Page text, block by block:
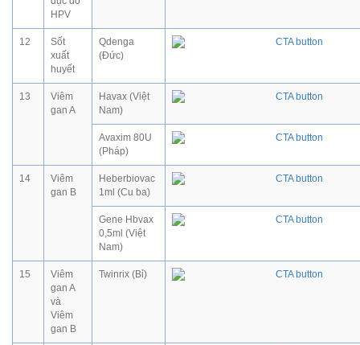
HPV
12
Sốt
xuất
huyết
Qdenga
(Đức)
13
Viêm
gan A
Havax (Việt
Nam)
Avaxim 80U
(Pháp)
14
Viêm
gan B
Heberbiovac
1ml (Cu ba)
Gene Hbvax
0,5ml (Việt
Nam)
15
Viêm
gan A
và
Viêm
gan B
Twinrix (Bỉ)